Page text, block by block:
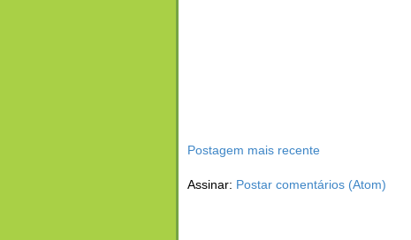
Postagem mais recente
Assinar: Postar comentários (Atom)